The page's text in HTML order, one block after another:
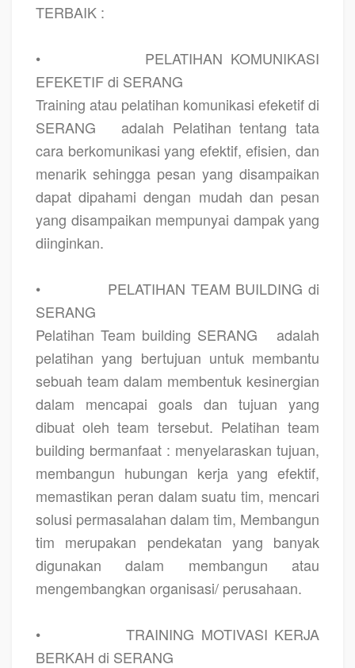
TERBAIK :
•
PELATIHAN KOMUNIKASI
EFEKETIF di SERANG
Training atau pelatihan komunikasi efeketif di
SERANG
adalah Pelatihan tentang tata
cara berkomunikasi yang efektif, efisien, dan
menarik sehingga pesan yang disampaikan
dapat dipahami dengan mudah dan pesan
yang disampaikan mempunyai dampak yang
diinginkan.
•
PELATIHAN TEAM BUILDING di
SERANG
Pelatihan Team building SERANG
adalah
pelatihan yang bertujuan untuk membantu
sebuah team dalam membentuk kesinergian
dalam mencapai goals dan tujuan yang
dibuat oleh team tersebut. Pelatihan team
building bermanfaat : menyelaraskan tujuan,
membangun hubungan kerja yang efektif,
memastikan peran dalam suatu tim, mencari
solusi permasalahan dalam tim, Membangun
tim merupakan pendekatan yang banyak
digunakan dalam membangun atau
mengembangkan organisasi/ perusahaan.
•
TRAINING MOTIVASI KERJA
BERKAH di SERANG